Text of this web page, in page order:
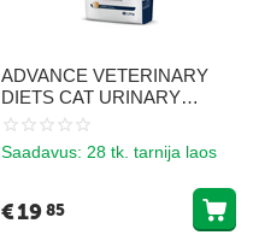
ADVANCE VETERINARY
DIETS CAT URINARY
STRESS 1.25KG -
TERVISE TOETUSEKS JA
VÄHENDAMISEKS
Saadavus: 28 tk. tarnija laos
€1985